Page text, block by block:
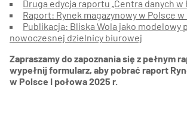
Druga edycja raportu „Centra danych w
Raport: Rynek magazynowy w Polsce w
Publikacja: Bliska Wola jako modelowy
nowoczesnej dzielnicy biurowej
Zapraszamy do zapoznania się z pełnym
wypełnij formularz, aby pobrać raport
w Polsce I połowa 2025 r.